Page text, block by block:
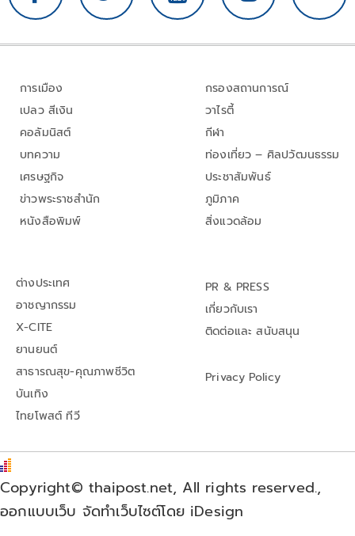
การเมือง
เปลว สีเงิน
คอลัมนิสต์
บทความ
เศรษฐกิจ
ข่าวพระราชสำนัก
หนังสือพิมพ์
กรองสถานการณ์
วาไรตี้
กีฬา
ท่องเที่ยว – ศิลปวัฒนธรรม
ประชาสัมพันธ์
ภูมิภาค
สิ่งแวดล้อม
ต่างประเทศ
อาชญากรรม
X-CITE
ยานยนต์
สาธารณสุข-คุณภาพชีวิต
บันเทิง
ไทยโพสต์ ทีวี
PR & PRESS
เกี่ยวกับเรา
ติดต่อและ สนับสนุน
Privacy Policy
Copyright© thaipost.net, All rights reserved.,
ออกแบบเว็บ จัดทำเว็บไซต์โดย iDesign